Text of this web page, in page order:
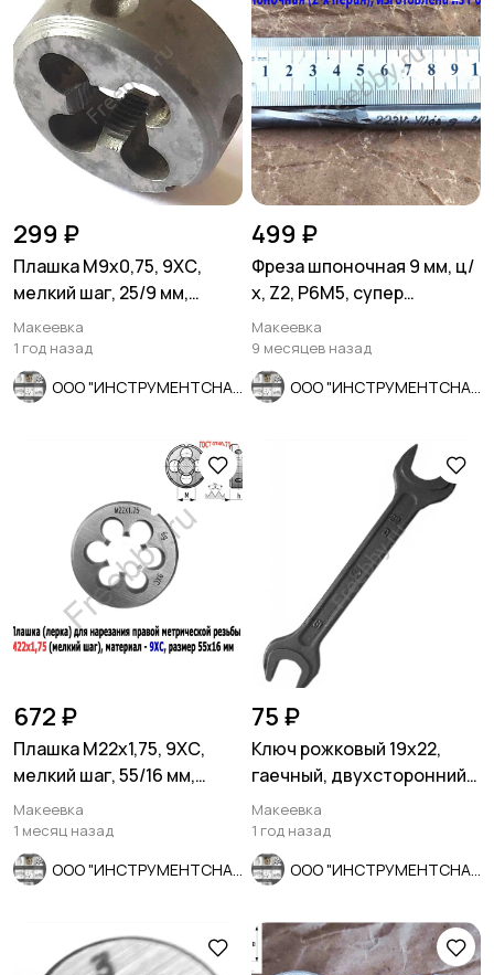
299 ₽
Плашка М9х0,75, 9ХС,
мелкий шаг, 25/9 мм,
СССР.
Макеевка
1 год назад
499 ₽
Фреза шпоночная 9 мм, ц/
х, Z2, Р6М5, супер
длинная 115/50 мм, СССР.
Макеевка
9 месяцев назад
672 ₽
Плашка М22х1,75, 9ХС,
мелкий шаг, 55/16 мм,
ГОСТ 7740-71
Макеевка
1 месяц назад
75 ₽
Ключ рожковый 19х22,
гаечный, двухсторонний,
СССР, 7811-0024.
Макеевка
1 год назад